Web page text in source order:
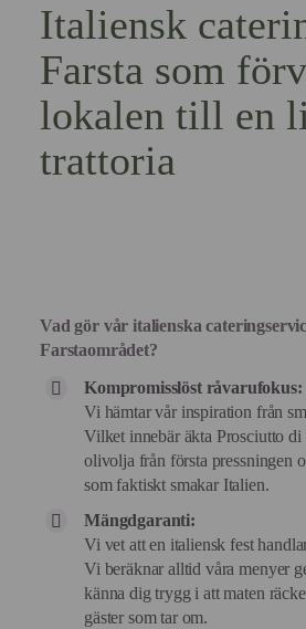
Italiensk
Farsta som
lokalen till en
trattoria
Vad gör vår italienska
Farstaområdet?
Kompromisslöst råvarufokus:
Vi hämtar vår inspiration från
Vilket innebär äkta Prosciutto di
olivolja från första pressningen
som faktiskt smakar Italien.
Mängdgaranti:
Vi vet att en italiensk fest
Vi beräknar alltid våra menyer
känna dig trygg i att maten
gäster som tar om.